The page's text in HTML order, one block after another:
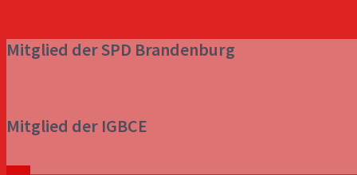
Mitglied der SPD Brandenburg
Mitglied der IGBCE